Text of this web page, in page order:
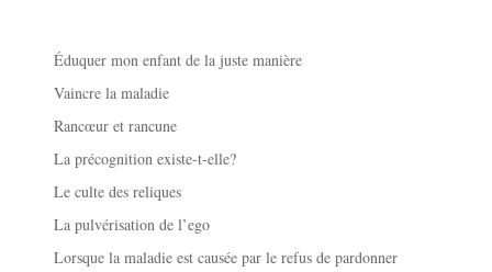
Éduquer mon enfant de la juste manière
Vaincre la maladie
Rancœur et rancune
La précognition existe-t-elle?
Le culte des reliques
La pulvérisation de l’ego
Lorsque la maladie est causée par le refus de pardonner